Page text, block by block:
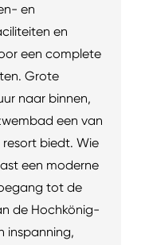
en
en
een complete
Grote
naar binnen,
een van
biedt. Wie
een moderne
tot de
de Hochkönig-
inspanning,